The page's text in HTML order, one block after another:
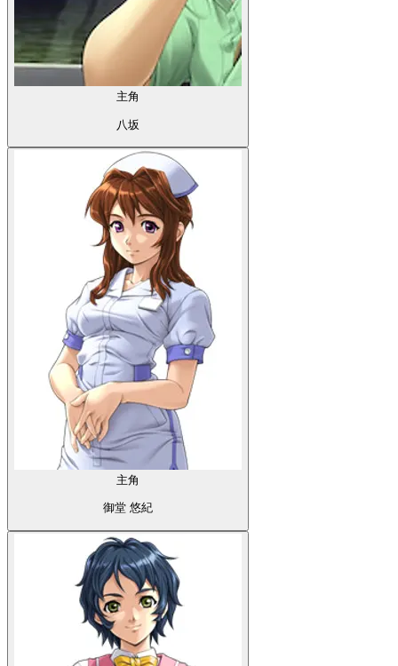
主角
八坂
主角
御堂 悠紀